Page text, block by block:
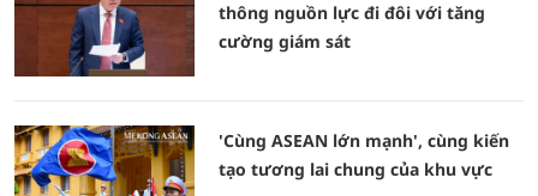
thông nguồn lực đi đôi với tăng
cường giám sát
'Cùng ASEAN lớn mạnh', cùng kiến
tạo tương lai chung của khu vực